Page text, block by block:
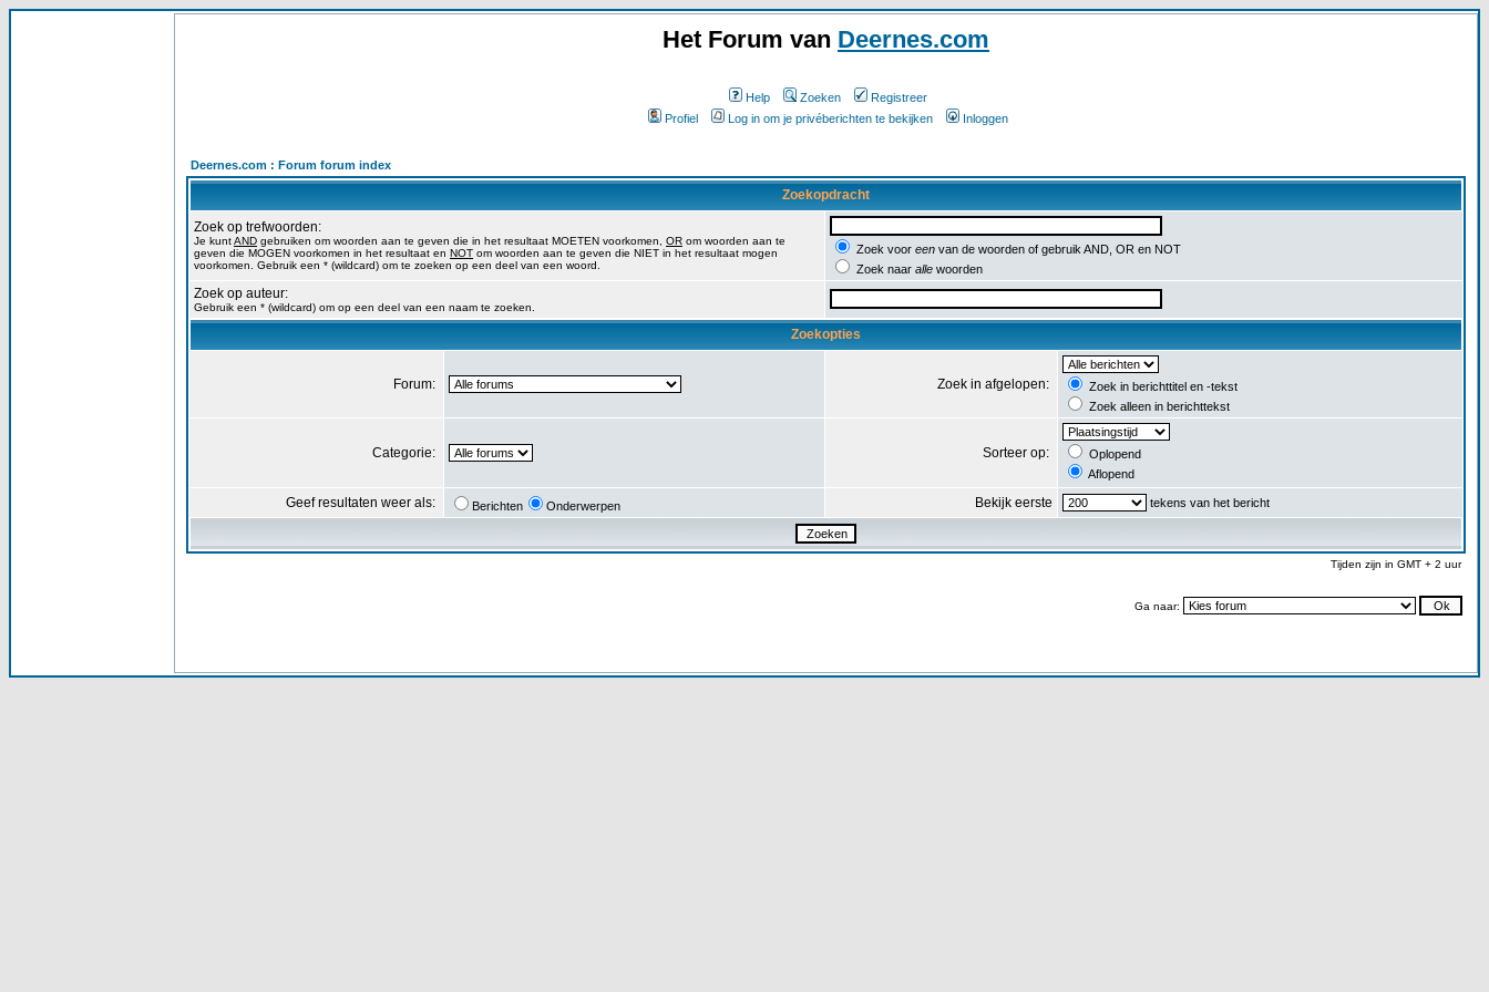
Het Forum van Deernes.com
Help Zoeken
Registreer
Profiel
Log in om je privéberichten te bekijken Inloggen
Deernes.com : Forum forum index
Zoekopdracht
Zoek op trefwoorden:
Je kuntAND gebruiken om woorden aan te geven die in het resultaat MOETEN voorkomen, OR om woorden aan te
geven die MOGEN voorkomen in het resultaat en NOT om woorden aan te geven die NIET in het resultaat mogen
voorkomen. Gebruik een * (wildcard) om te zoeken op een deel van een woord.
Zoek voor een van de woorden of gebruik AND, OR en NOT
Zoek naar alle woorden
Zoek op auteur:
Gebruik een * (wildcard) om op een deel van een naam te zoeken.
Zoekopties
Forum: Zoek in afgelopen:
Zoek in berichttitel en -tekst
Zoek alleen in berichttekst
Categorie: Sorteer op:
Oplopend
Aflopend
Geef resultaten weer als: Berichten Onderwerpen Bekijk eerste tekens van het bericht
Tijden zijn in GMT + 2 uur
Ga naar: